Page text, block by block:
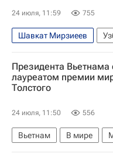
24 июля, 11:59 755
Шавкат Мирзиеев
Владимир Путин
Президента Вьетнама
лауреатом премии
Толстого
24 июля, 11:50 556
Вьетнам В мире
Лев Толстой (писатель)